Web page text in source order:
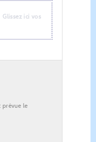
Glissez ici vos
le